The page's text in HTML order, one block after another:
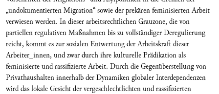
„undokumentierten Migration“ sowie der prekären feminisierten Arbeit
verwiesen werden. In dieser arbeitsrechtlichen Grauzone, die von
partiellen regulativen Maßnahmen bis zu vollständiger Deregulierung
reicht, kommt es zur sozialen Entwertung der Arbeitskraft dieser
Arbeiter_innen, und zwar durch ihre kulturelle Prädikation als
feminisierte und rassifizierte Arbeit. Durch die Gegenüberstellung von
Privathaushalten innerhalb der Dynamiken globaler Interdependenzen
wird das lokale Gesicht der vergeschlechtlichten und rassifizierten